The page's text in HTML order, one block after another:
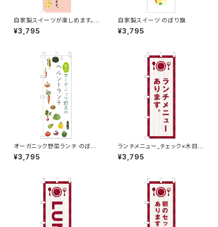
自家製スイーツが楽しめます。
ピンク のぼり旗
¥3,795
自家製スイーツ のぼり旗
¥3,795
オーガニック野菜ランチ のぼり
旗
¥3,795
ランチメニュー_チェック×木目
のぼり旗
¥3,795